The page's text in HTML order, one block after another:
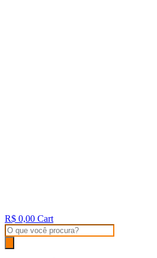
R$ 0,00 Cart
Products
search